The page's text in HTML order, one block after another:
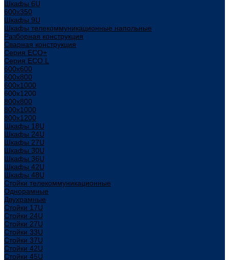
Шкафы 6U
600x350
Шкафы 9U
Шкафы телекоммуникационные напольные
Разборная конструкция
Сварная конструкция
Серия ECO+
Серия ECO L
600x600
600x800
600х1000
600х1200
800x800
800х1000
800х1200
Шкафы 18U
Шкафы 24U
Шкафы 27U
Шкафы 30U
Шкафы 36U
Шкафы 42U
Шкафы 48U
Стойки телекоммуникационные
Однорамные
Двухрамные
Стойки 17U
Стойки 24U
Стойки 27U
Стойки 33U
Стойки 37U
Стойки 42U
Стойки 45U